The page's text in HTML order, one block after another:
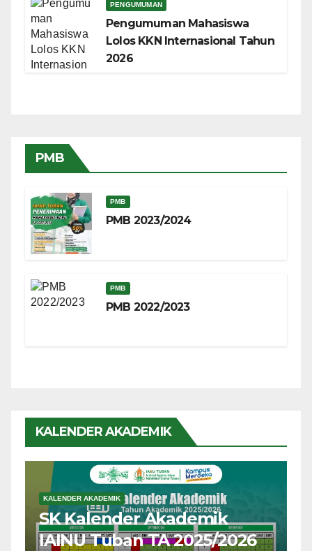
PENGUMUMAN
Pengumuman Mahasiswa
Lolos KKN Internasional Tahun
2026
PMB
PMB
PMB 2023/2024
PMB
PMB 2022/2023
KALENDER AKADEMIK
KALENDER AKADEMIK
SK Kalender Akademik
IAINU Tuban TA 2025/2026